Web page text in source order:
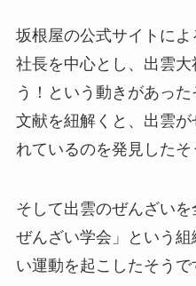
坂根屋の公式サイトに
社長を中心とし、出雲
う！という動きがあっ
文献を紐解くと、出雲
れているのを発見したそ
そして出雲のぜんざい
ぜんざい学会」という
い運動を起こしたそうで